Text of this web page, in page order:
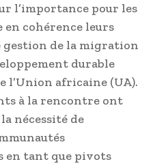
l’importance pour les
cohérence leurs
gestion de la migration
durable
l’Union africaine (UA).
à la rencontre ont
nécessité de
en tant que pivots